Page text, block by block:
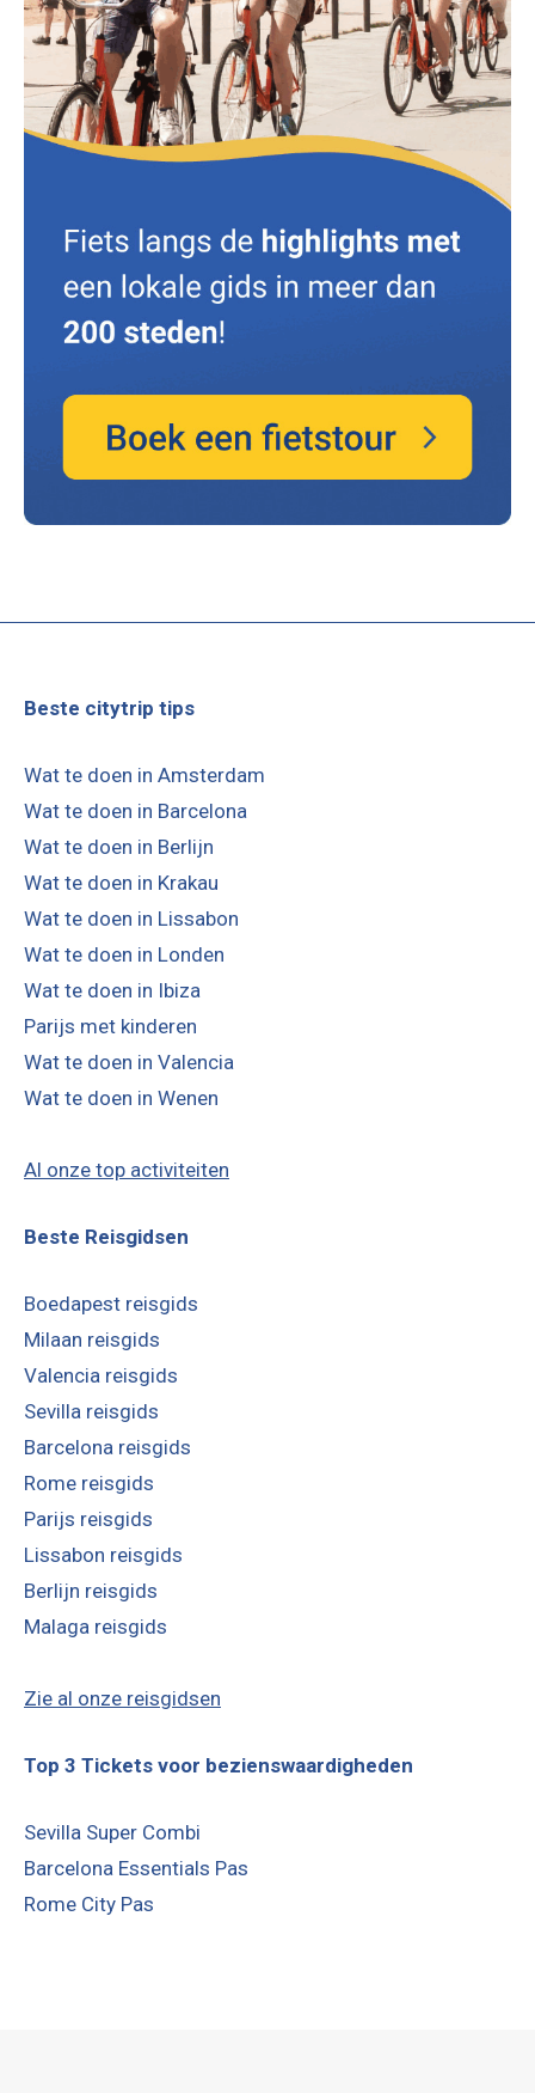
Beste citytrip tips
Wat te doen in Amsterdam
Wat te doen in Barcelona
Wat te doen in Berlijn
Wat te doen in Krakau
Wat te doen in Lissabon
Wat te doen in Londen
Wat te doen in Ibiza
Parijs met kinderen
Wat te doen in Valencia
Wat te doen in Wenen
Al onze top activiteiten
Beste Reisgidsen
Boedapest reisgids
Milaan reisgids
Valencia reisgids
Sevilla reisgids
Barcelona reisgids
Rome reisgids
Parijs reisgids
Lissabon reisgids
Berlijn reisgids
Malaga reisgids
Zie al onze reisgidsen
Top 3 Tickets voor bezienswaardigheden
Sevilla Super Combi
Barcelona Essentials Pas
Rome City Pas